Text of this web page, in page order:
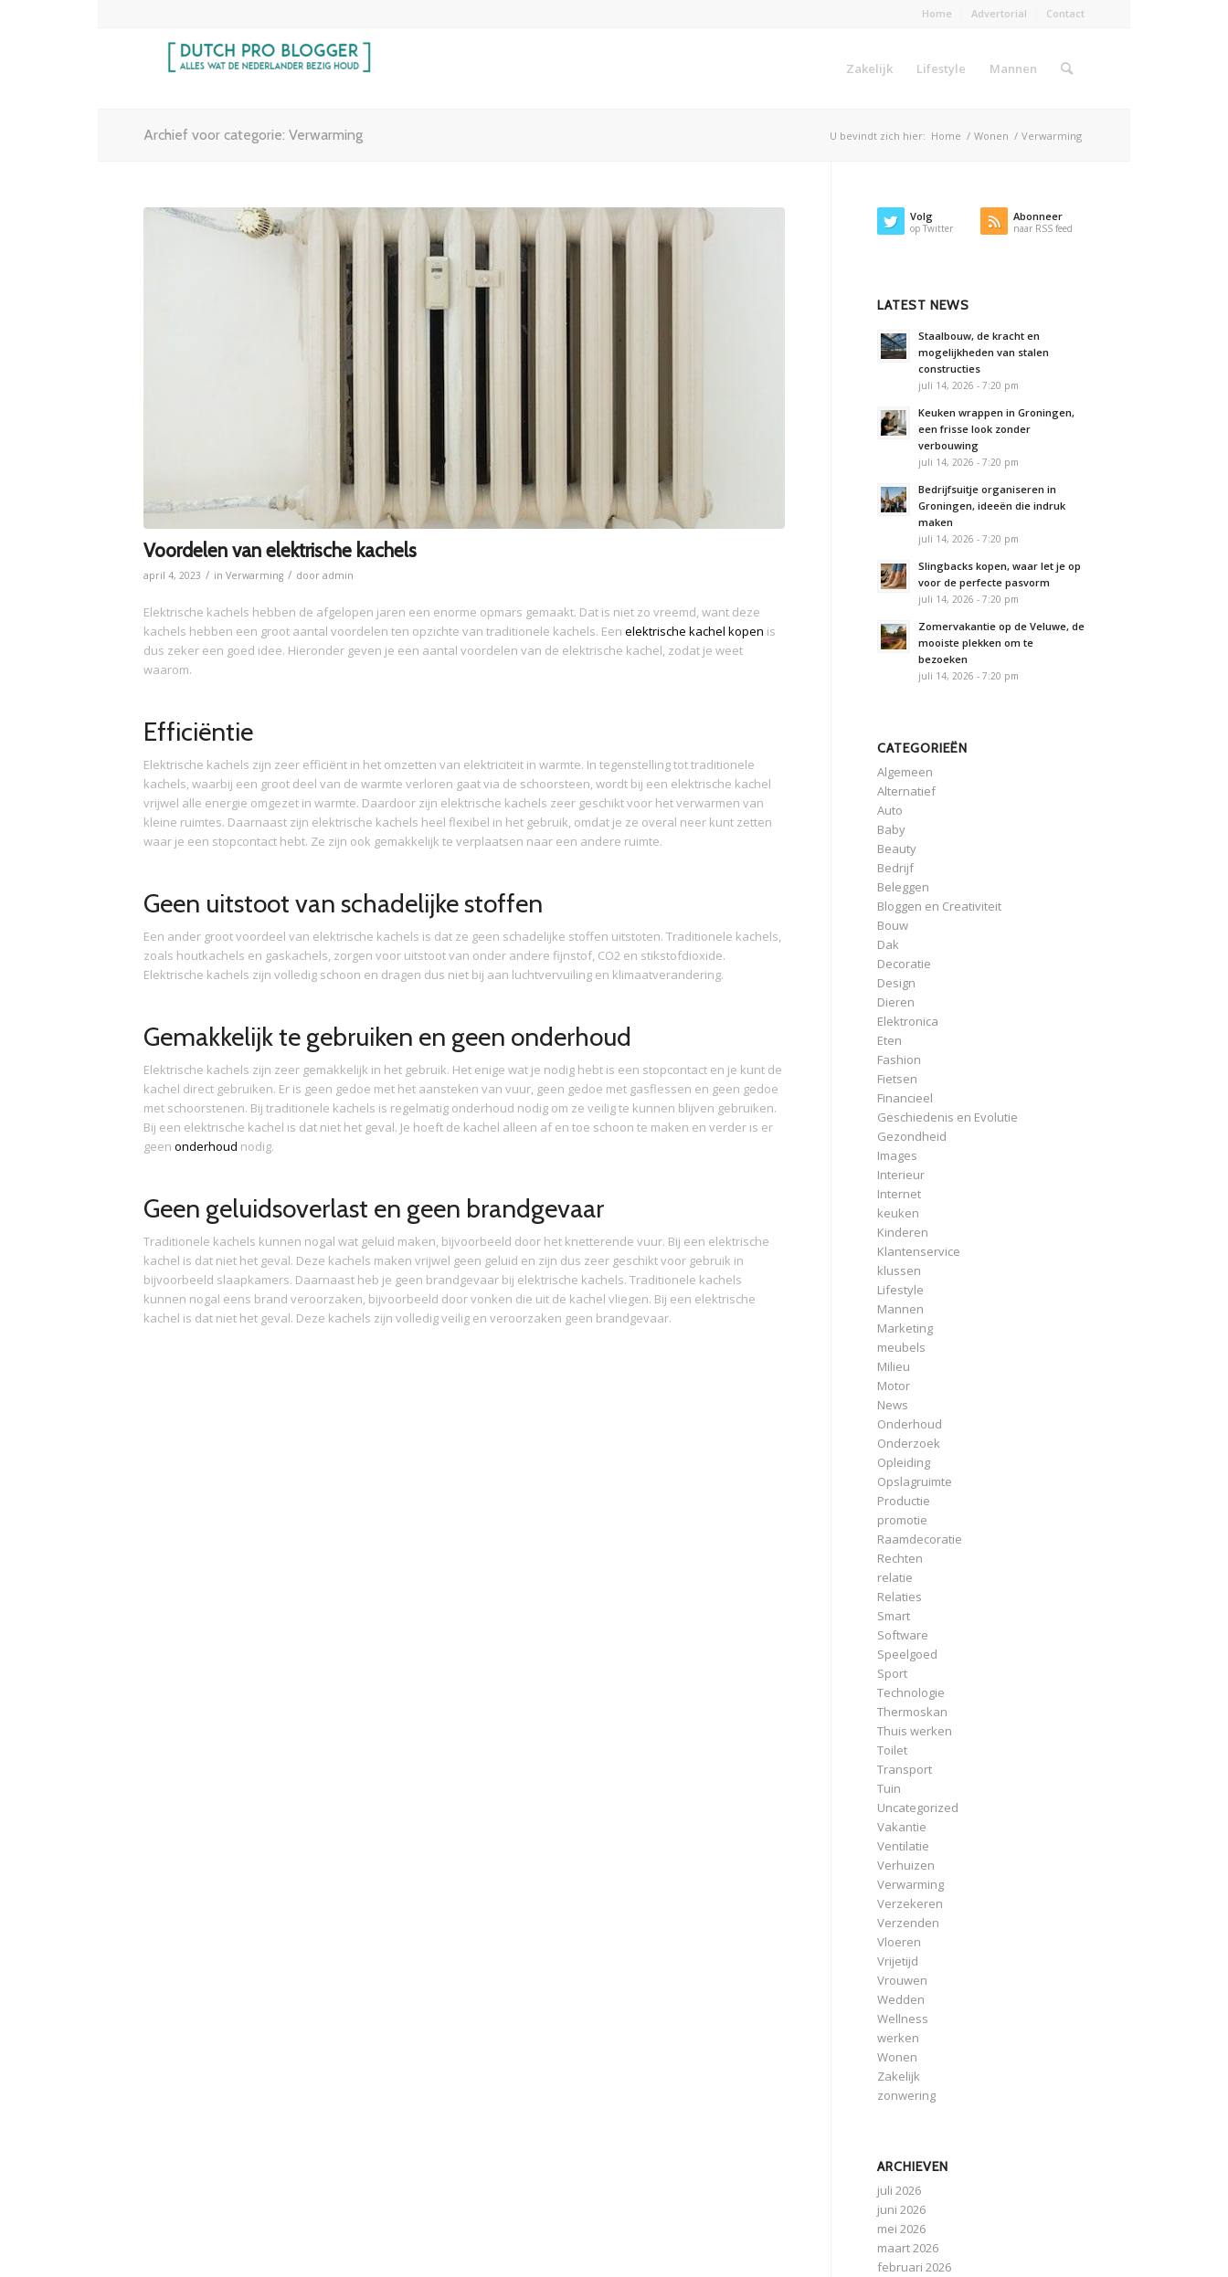
Home Advertorial Contact
Zakelijk Lifestyle Mannen
Archief voor categorie: Verwarming U bevindt zich hier: Home / Wonen / Verwarming
Voordelen van elektrische kachels
april 4, 2023 / in Verwarming / door admin
Elektrische kachels hebben de afgelopen jaren een enorme opmars gemaakt. Dat is niet zo vreemd, want deze
kachels hebben een groot aantal voordelen ten opzichte van traditionele kachels. Een elektrische kachel kopen is
dus zeker een goed idee. Hieronder geven je een aantal voordelen van de elektrische kachel, zodat je weet
waarom.
Efficiëntie
Elektrische kachels zijn zeer efficiënt in het omzetten van elektriciteit in warmte. In tegenstelling tot traditionele
kachels, waarbij een groot deel van de warmte verloren gaat via de schoorsteen, wordt bij een elektrische kachel
vrijwel alle energie omgezet in warmte. Daardoor zijn elektrische kachels zeer geschikt voor het verwarmen van
kleine ruimtes. Daarnaast zijn elektrische kachels heel flexibel in het gebruik, omdat je ze overal neer kunt zetten
waar je een stopcontact hebt. Ze zijn ook gemakkelijk te verplaatsen naar een andere ruimte.
Geen uitstoot van schadelijke stoffen
Een ander groot voordeel van elektrische kachels is dat ze geen schadelijke stoffen uitstoten. Traditionele kachels,
zoals houtkachels en gaskachels, zorgen voor uitstoot van onder andere fijnstof, CO2 en stikstofdioxide.
Elektrische kachels zijn volledig schoon en dragen dus niet bij aan luchtvervuiling en klimaatverandering.
Gemakkelijk te gebruiken en geen onderhoud
Elektrische kachels zijn zeer gemakkelijk in het gebruik. Het enige wat je nodig hebt is een stopcontact en je kunt de
kachel direct gebruiken. Er is geen gedoe met het aansteken van vuur, geen gedoe met gasflessen en geen gedoe
met schoorstenen. Bij traditionele kachels is regelmatig onderhoud nodig om ze veilig te kunnen blijven gebruiken.
Bij een elektrische kachel is dat niet het geval. Je hoeft de kachel alleen af en toe schoon te maken en verder is er
geen onderhoud nodig.
Geen geluidsoverlast en geen brandgevaar
Traditionele kachels kunnen nogal wat geluid maken, bijvoorbeeld door het knetterende vuur. Bij een elektrische
kachel is dat niet het geval. Deze kachels maken vrijwel geen geluid en zijn dus zeer geschikt voor gebruik in
bijvoorbeeld slaapkamers. Daarnaast heb je geen brandgevaar bij elektrische kachels. Traditionele kachels
kunnen nogal eens brand veroorzaken, bijvoorbeeld door vonken die uit de kachel vliegen. Bij een elektrische
kachel is dat niet het geval. Deze kachels zijn volledig veilig en veroorzaken geen brandgevaar.
Volg
op Twitter
Abonneer
naar RSS feed
LATEST NEWS
Staalbouw, de kracht en
mogelijkheden van stalen
constructies
juli 14, 2026 - 7:20 pm
Keuken wrappen in Groningen,
een frisse look zonder
verbouwing
juli 14, 2026 - 7:20 pm
Bedrijfsuitje organiseren in
Groningen, ideeën die indruk
maken
juli 14, 2026 - 7:20 pm
Slingbacks kopen, waar let je op
voor de perfecte pasvorm
juli 14, 2026 - 7:20 pm
Zomervakantie op de Veluwe, de
mooiste plekken om te
bezoeken
juli 14, 2026 - 7:20 pm
CATEGORIEËN
Algemeen
Alternatief
Auto
Baby
Beauty
Bedrijf
Beleggen
Bloggen en Creativiteit
Bouw
Dak
Decoratie
Design
Dieren
Elektronica
Eten
Fashion
Fietsen
Financieel
Geschiedenis en Evolutie
Gezondheid
Images
Interieur
Internet
keuken
Kinderen
Klantenservice
klussen
Lifestyle
Mannen
Marketing
meubels
Milieu
Motor
News
Onderhoud
Onderzoek
Opleiding
Opslagruimte
Productie
promotie
Raamdecoratie
Rechten
relatie
Relaties
Smart
Software
Speelgoed
Sport
Technologie
Thermoskan
Thuis werken
Toilet
Transport
Tuin
Uncategorized
Vakantie
Ventilatie
Verhuizen
Verwarming
Verzekeren
Verzenden
Vloeren
Vrijetijd
Vrouwen
Wedden
Wellness
werken
Wonen
Zakelijk
zonwering
ARCHIEVEN
juli 2026
juni 2026
mei 2026
maart 2026
februari 2026